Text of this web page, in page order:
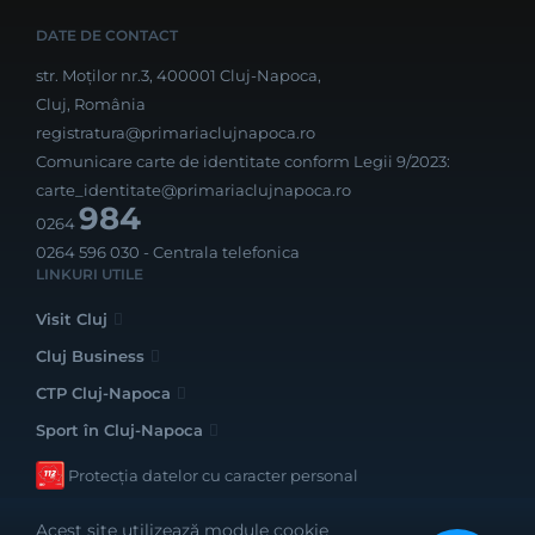
DATE DE CONTACT
str. Moților nr.3, 400001 Cluj-Napoca,
Cluj, România
registratura@primariaclujnapoca.ro
Comunicare carte de identitate conform Legii 9/2023:
carte_identitate@primariaclujnapoca.ro
0264984
0264 596 030 - Centrala telefonica
LINKURI UTILE
Visit Cluj
Cluj Business
CTP Cluj-Napoca
Sport în Cluj-Napoca
Protecția datelor cu caracter personal
Acest site utilizează module cookie